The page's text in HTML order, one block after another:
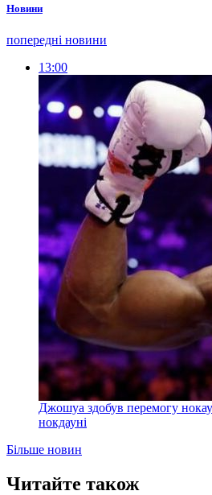
Новини
попередні новини
13:00
Джошуа здобув перемогу
нокдауні
Більше новин
Читайте також